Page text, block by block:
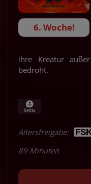
6. Woche!
ihre Kreatur
bedroht.
Altersfreigabe:
89 Minuten